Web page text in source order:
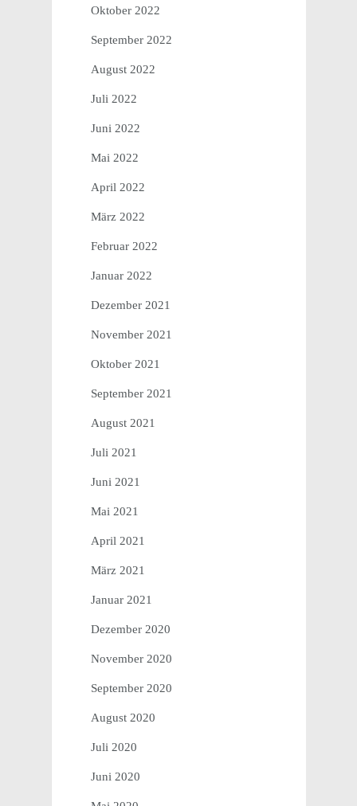
Oktober 2022
September 2022
August 2022
Juli 2022
Juni 2022
Mai 2022
April 2022
März 2022
Februar 2022
Januar 2022
Dezember 2021
November 2021
Oktober 2021
September 2021
August 2021
Juli 2021
Juni 2021
Mai 2021
April 2021
März 2021
Januar 2021
Dezember 2020
November 2020
September 2020
August 2020
Juli 2020
Juni 2020